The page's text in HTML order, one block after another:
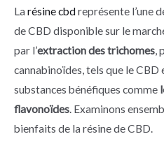
La résine cbdreprésente l’une
de CBD disponible sur le
par l’extraction des trichomes,
cannabinoïdes, tels que le CBD
substances bénéfiques comme
flavonoïdes. Examinons
bienfaits de la résine de CBD.